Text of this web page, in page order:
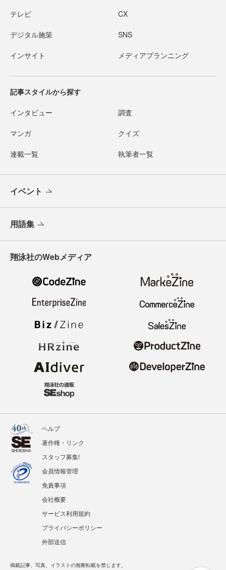
テレビ CX
デジタル施策 SNS
インサイト メディアプランニング
記事スタイルから探す
インタビュー 調査
マンガ クイズ
連載一覧 執筆者一覧
イベント
用語集
翔泳社のWebメディア
ヘルプ
著作権・リンク
スタッフ募集!
会員情報管理
免責事項
会社概要
サービス利用規約
プライバシーポリシー
外部送信
掲載記事、写真、イラストの無断転載を禁じます。